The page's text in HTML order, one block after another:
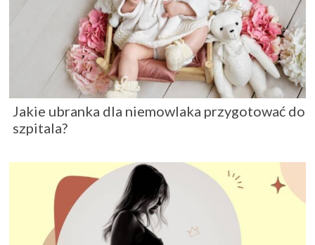
Jakie ubranka dla niemowlaka przygotować do
szpitala?